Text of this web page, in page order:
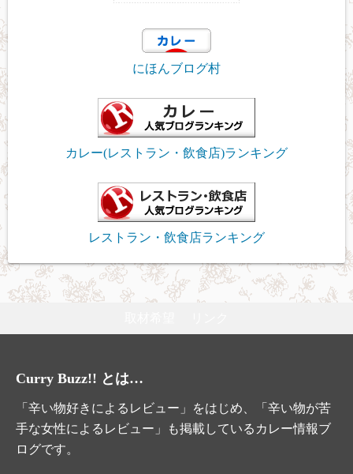
にほんブログ村
カレー(レストラン・飲食店)ランキング
レストラン・飲食店ランキング
Curry Buzz!! とは…
「辛い物好きによるレビュー」をはじめ、「辛い物が苦
手な女性によるレビュー」も掲載しているカレー情報ブ
ログです。